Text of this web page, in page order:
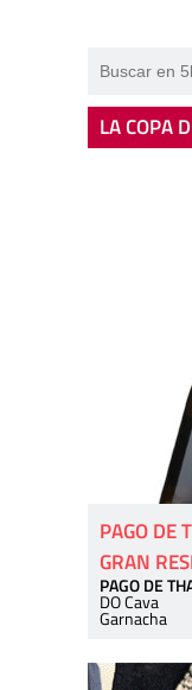
LA COPA
PAGO DE
GRAN
PAGO DE
DO Cava
Garnacha